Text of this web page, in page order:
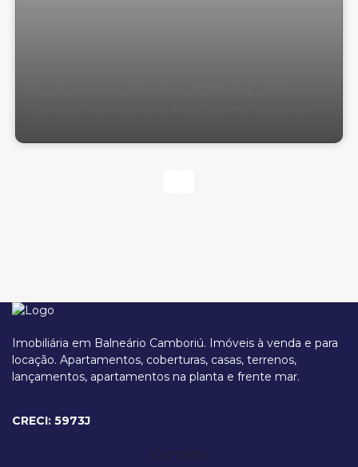
Imobiliária em Balneário Camboriú. Imóveis à venda e para
locação. Apartamentos, coberturas, casas, terrenos,
lançamentos, apartamentos na planta e frente mar.
CRECI: 5973J
Contato